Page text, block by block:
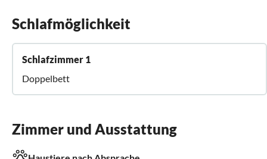
Schlafmöglichkeit
Schlafzimmer 1
Doppelbett
Zimmer und Ausstattung